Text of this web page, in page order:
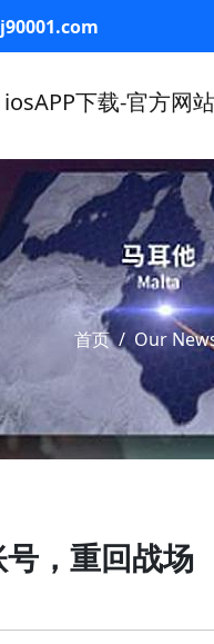
首页/ Our
，重回战场